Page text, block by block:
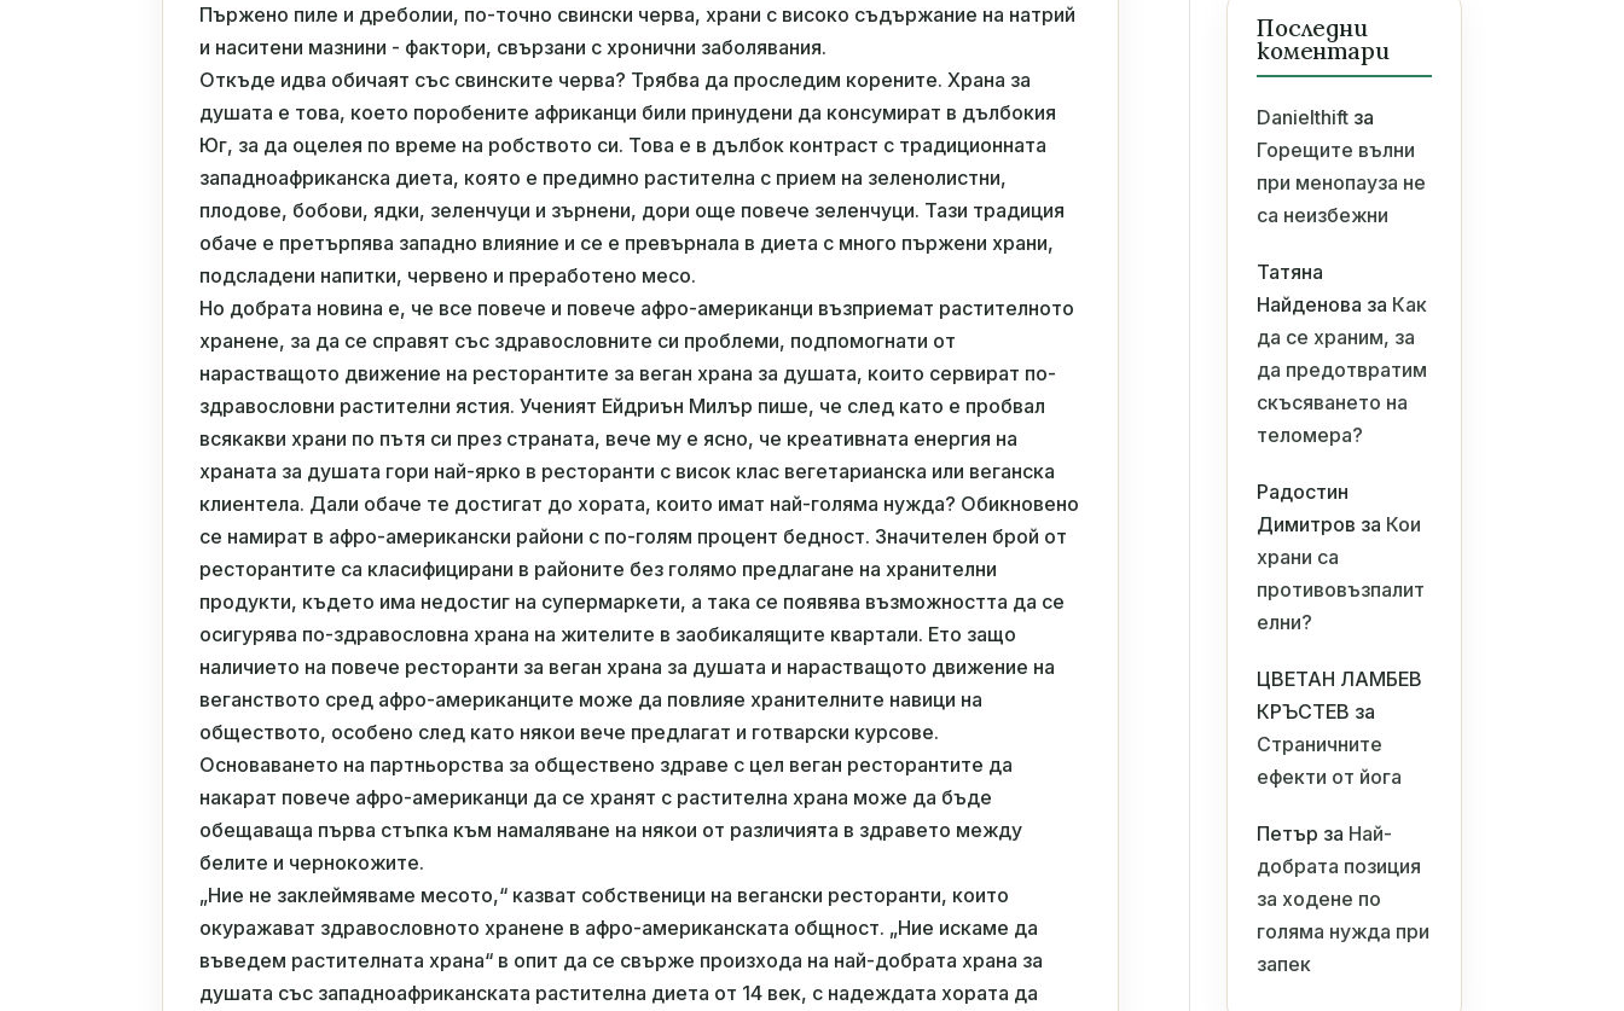
Пържено пиле и дреболии, по-точно свински черва, храни с високо съдържание на натрий
и наситени мазнини - фактори, свързани с хронични заболявания.
Откъде идва обичаят със свинските черва? Трябва да проследим корените. Храна за
душата е това, което поробените африканци били принудени да консумират в дълбокия
Юг, за да оцелея по време на робството си. Това е в дълбок контраст с традиционната
западноафриканска диета, която е предимно растителна с прием на зеленолистни,
плодове, бобови, ядки, зеленчуци и зърнени, дори още повече зеленчуци. Тази традиция
обаче е претърпява западно влияние и се е превърнала в диета с много пържени храни,
подсладени напитки, червено и преработено месо.
Но добрата новина е, че все повече и повече афро-американци възприемат растителното
хранене, за да се справят със здравословните си проблеми, подпомогнати от
нарастващото движение на ресторантите за веган храна за душата, които сервират по-
здравословни растителни ястия. Ученият Ейдриън Милър пише, че след като е пробвал
всякакви храни по пътя си през страната, вече му е ясно, че креативната енергия на
храната за душата гори най-ярко в ресторанти с висок клас вегетарианска или веганска
клиентела. Дали обаче те достигат до хората, които имат най-голяма нужда? Обикновено
се намират в афро-американски райони с по-голям процент бедност. Значителен брой от
ресторантите са класифицирани в районите без голямо предлагане на хранителни
продукти, където има недостиг на супермаркети, а така се появява възможността да се
осигурява по-здравословна храна на жителите в заобикалящите квартали. Ето защо
наличието на повече ресторанти за веган храна за душата и нарастващото движение на
веганството сред афро-американците може да повлияе хранителните навици на
обществото, особено след като някои вече предлагат и готварски курсове.
Основаването на партньорства за обществено здраве с цел веган ресторантите да
накарат повече афро-американци да се хранят с растителна храна може да бъде
обещаваща първа стъпка към намаляване на някои от различията в здравето между
белите и чернокожите.
„Ние не заклеймяваме месото,“ казват собственици на вегански ресторанти, които
окуражават здравословното хранене в афро-американската общност. „Ние искаме да
въведем растителната храна“ в опит да се свърже произхода на най-добрата храна за
душата със западноафриканската растителна диета от 14 век, с надеждата хората да
Последни
коментари
Danielthift за
Горещите вълни
при менопауза не
са неизбежни
Татяна
Найденова за Как
да се храним, за
да предотвратим
скъсяването на
теломера?
Радостин
Димитров за Кои
храни са
противовъзпалит
елни?
ЦВЕТАН ЛАМБЕВ
КРЪСТЕВ за
Страничните
ефекти от йога
Петър за Най-
добрата позиция
за ходене по
голяма нужда при
запек